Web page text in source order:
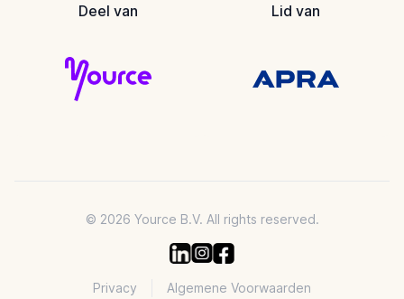
Deel van Lid van
© 2026 Yource B.V. All rights reserved.
Privacy Algemene Voorwaarden